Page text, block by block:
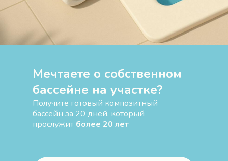
Мечтаете о собственном
бассейне на участке?
Получите готовый композитный
бассейн за 20 дней, который
прослужит более 20 лет